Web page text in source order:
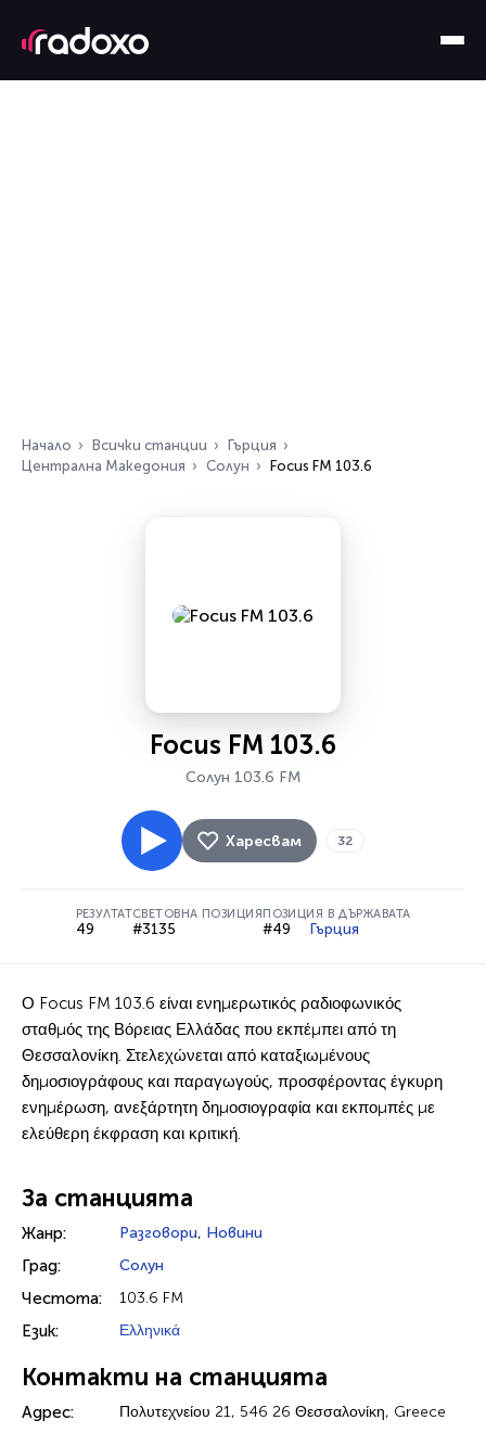
Начало Всички станции
Гърция
Централна Македония
Солун Focus FM 103.6
Focus FM 103.6
Солун 103.6 FM
Харесвам 32
РЕЗУЛТАТ
49
СВЕТОВНА ПОЗИЦИЯ
#3135
ПОЗИЦИЯ В ДЪРЖАВАТА
#49 Гърция
Ο Focus FM 103.6 είναι ενημερωτικός ραδιοφωνικός
σταθμός της Βόρειας Ελλάδας που εκπέμπει από τη
Θεσσαλονίκη. Στελεχώνεται από καταξιωμένους
δημοσιογράφους και παραγωγούς, προσφέροντας έγκυρη
ενημέρωση, ανεξάρτητη δημοσιογραφία και εκπομπές με
ελεύθερη έκφραση και κριτική.
За станцията
Жанр: Разговори, Новини
Град: Солун
Честота: 103.6 FM
Език: Ελληνικά
Контакти на станцията
Адрес: Πολυτεχνείου 21, 546 26 Θεσσαλονίκη, Greece